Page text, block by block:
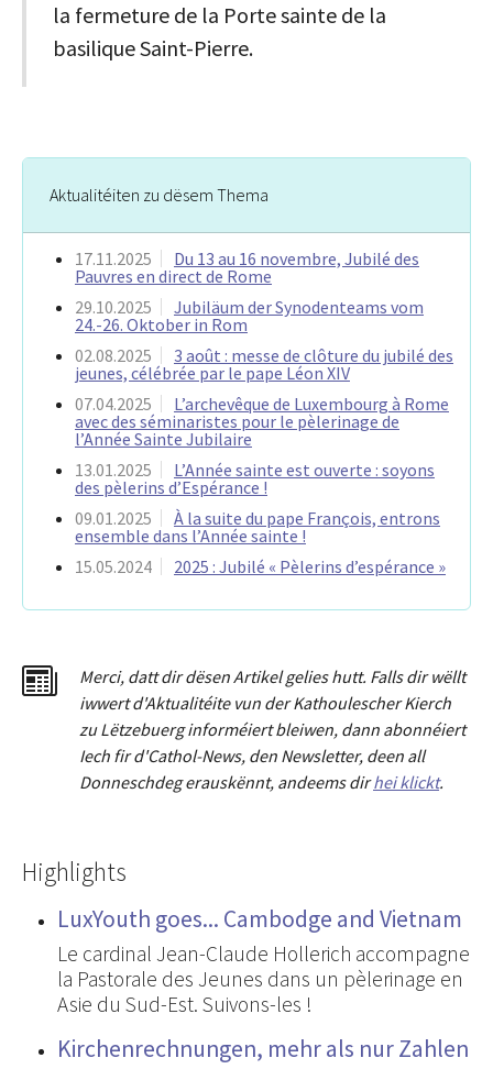
la fermeture de la Porte sainte de la
basilique Saint-Pierre.
Aktualitéiten zu dësem Thema
17.11.2025
Du 13 au 16 novembre, Jubilé des
Pauvres en direct de Rome
29.10.2025
Jubiläum der Synodenteams vom
24.-26. Oktober in Rom
02.08.2025
3 août : messe de clôture du jubilé des
jeunes, célébrée par le pape Léon XIV
07.04.2025
L’archevêque de Luxembourg à Rome
avec des séminaristes pour le pèlerinage de
l’Année Sainte Jubilaire
13.01.2025
L’Année sainte est ouverte : soyons
des pèlerins d’Espérance !
09.01.2025
À la suite du pape François, entrons
ensemble dans l’Année sainte !
15.05.2024
2025 : Jubilé « Pèlerins d’espérance »
Merci, dattdir dësen Artikel gelies hutt. Falls dir wëllt
iwwert d'Aktualitéite vun der Kathoulescher Kierch
zu Lëtzebuerg informéiert bleiwen, dann abonnéiert
Iech fir d'Cathol-News, den Newsletter, deen all
Donneschdeg erauskënnt, andeems dirhei klickt.
Highlights
LuxYouth goes... Cambodge and Vietnam
Le cardinal Jean-Claude Hollerich accompagne
la Pastorale des Jeunes dans un pèlerinage en
Asie du Sud-Est. Suivons-les !
Kirchenrechnungen, mehr als nur Zahlen